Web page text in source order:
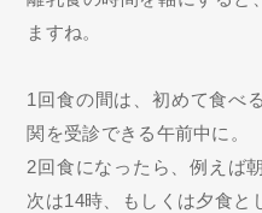
ますね。
1回食の間は、初めて食べ
関を受診できる午前中に。
2回食になったら、例えば
次は14時、もしくは夕食と